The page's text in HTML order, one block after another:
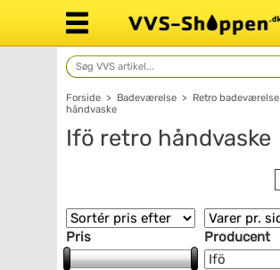
Forside > Badeværelse > Retro badeværelse
håndvaske
Ifö retro håndvaske
Pris Producent